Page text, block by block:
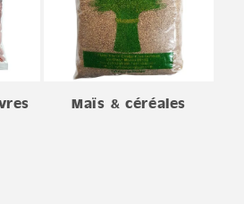
Maïs & céréales